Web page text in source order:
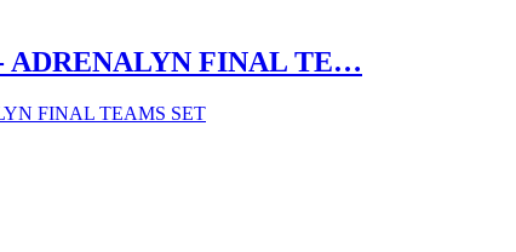
ADRENALYN FINAL TE…